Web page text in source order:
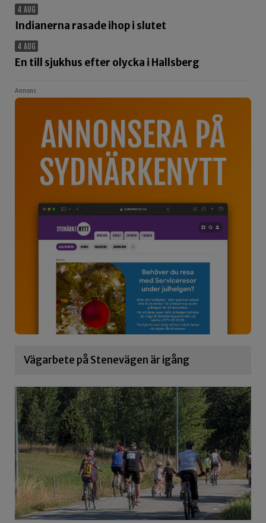
4 AUG
Indianerna rasade ihop i slutet
4 AUG
En till sjukhus efter olycka i Hallsberg
Annons
Vägarbete på Stenevägen är igång